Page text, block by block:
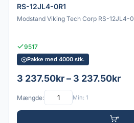
RS-12JL4-0R1
Modstand Viking Tech Corp RS-12JL4-
9517
Pakke med 4000 stk.
3 237.50kr – 3 237.50kr
Mængde: Min: 1